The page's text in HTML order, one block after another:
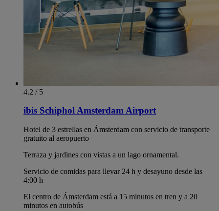
4.2 / 5
ibis Schiphol Amsterdam Airport
Hotel de 3 estrellas en Ámsterdam con servicio de transporte
gratuito al aeropuerto
Terraza y jardines con vistas a un lago ornamental.
Servicio de comidas para llevar 24 h y desayuno desde las
4:00 h
El centro de Ámsterdam está a 15 minutos en tren y a 20
minutos en autobús